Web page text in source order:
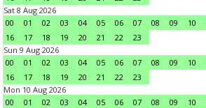
Sat 8 Aug 2026
00
01 02 03 04 05 06 07 08 09 10
16
17 18 19 20 21 22
23
Sun 9 Aug 2026
00
01 02 03 04 05 06 07 08 09 10
16
17 18 19 20 21 22
23
Mon 10 Aug 2026
00
01 02 03 04 05 06 07 08 09 10